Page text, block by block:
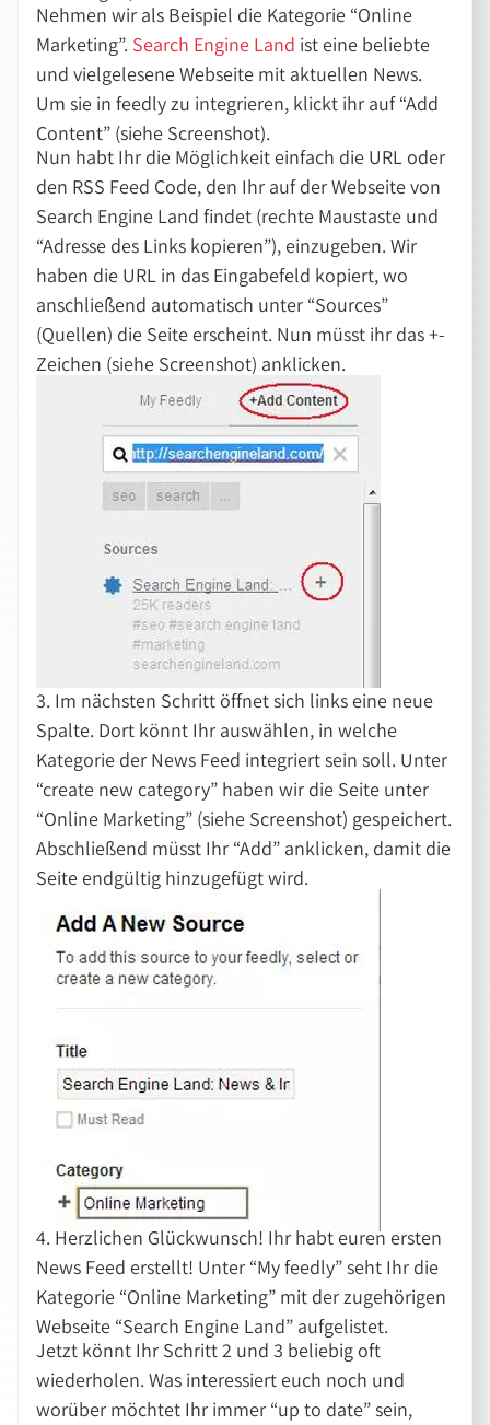
Nehmen wir als Beispiel die Kategorie “Online
Marketing”. Search Engine Land ist eine beliebte
und vielgelesene Webseite mit aktuellen News.
Um sie in feedly zu integrieren, klickt ihr auf “Add
Content” (siehe Screenshot).
Nun habt Ihr die Möglichkeit einfach die URL oder
den RSS Feed Code, den Ihr auf der Webseite von
Search Engine Land findet (rechte Maustaste und
“Adresse des Links kopieren”), einzugeben. Wir
haben die URL in das Eingabefeld kopiert, wo
anschließend automatisch unter “Sources”
(Quellen) die Seite erscheint. Nun müsst ihr das +-
Zeichen (siehe Screenshot) anklicken.
3. Im nächsten Schritt öffnet sich links eine neue
Spalte. Dort könnt Ihr auswählen, in welche
Kategorie der News Feed integriert sein soll. Unter
“create new category” haben wir die Seite unter
“Online Marketing” (siehe Screenshot) gespeichert.
Abschließend müsst Ihr “Add” anklicken, damit die
Seite endgültig hinzugefügt wird.
4. Herzlichen Glückwunsch! Ihr habt euren ersten
News Feed erstellt! Unter “My feedly” seht Ihr die
Kategorie “Online Marketing” mit der zugehörigen
Webseite “Search Engine Land” aufgelistet.
Jetzt könnt Ihr Schritt 2 und 3 beliebig oft
wiederholen. Was interessiert euch noch und
worüber möchtet Ihr immer “up to date” sein,